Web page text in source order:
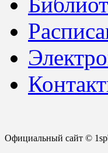
Официальный сайт ©